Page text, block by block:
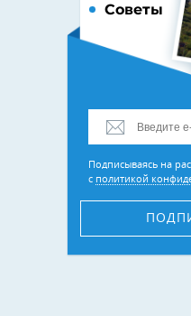
Советы
Подписываясь на
с политикой